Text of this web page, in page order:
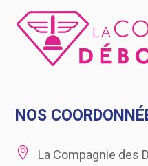
NOS
 La Compagnie des